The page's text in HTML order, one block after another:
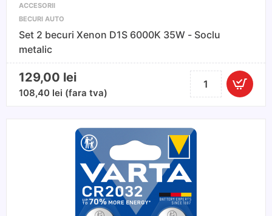
ACCESORII
BECURI AUTO
Set 2 becuri Xenon D1S 6000K 35W - Soclu
metalic
129,00 lei
108,40 lei (fara tva)
Cantitate
Set
Xenon
35W
-
Soclu